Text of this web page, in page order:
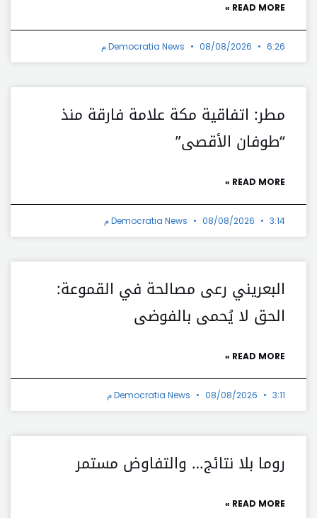
READ MORE »
Democratia News 08/08/2026 6:26 م
مطر: اتفاقية مكة علامة فارقة منذ
“طوفان الأقصى”
READ MORE »
Democratia News 08/08/2026 3:14 م
البعريني رعى مصالحة في القموعة:
الحق لا يُحمى بالفوضى
READ MORE »
Democratia News 08/08/2026 3:11 م
روما بلا نتائج… والتفاوض مستمر
READ MORE »